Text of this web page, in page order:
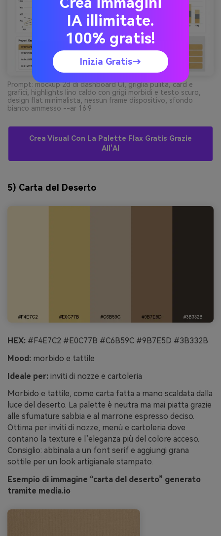
Prompt: mockup 2d di dashboard UI, griglia pulita, card e
grafici, highlights lino caldo con grigi morbidi e testo scuro,
design flat minimalista, nessun frame dispositivo, sfondo
bianco ammesso --ar 16:9
Crea Visual Con La Palette Flax Gratis Grazie
All’AI
5) Carta del Deserto
HEX: #F4E7C2 #E0C77B #C6B59C #9B7E5D #3B332B
Mood: morbido e tattile
Ideale per: inviti di nozze e cartoleria
Morbido e tattile, come carta fatta a mano scaldata dalla
luce del deserto. La palette è neutra ma mai piatta grazie
alle sfumature sabbia e al marrone espresso deciso.
Ottima per inviti di nozze, menù e cartoleria dove
contano la texture e l’eleganza più del colore acceso.
Consiglio: abbinala a un font serif e aggiungi grana
sottile per un look artigianale stampato.
Esempio di immagine “carta del deserto” generato
tramite media.io
IA illimitate.
100% gratis!
Inizia Gratis→